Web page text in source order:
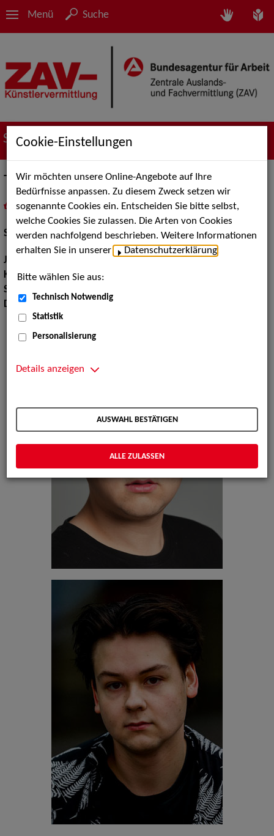
Menü Suche
Suche nach Künstler*innen
Tim Nelki
als PDF speichern
inMeine Merklistelegen
Schauspiel:Bühne
Jahrgang:
Körpergröße:178 cm
Sprachen:
Dialekte:
Hamburgisch, Norddeutsch
Cookie-Einstellungen
Wir möchten unsere Online-Angebote auf Ihre
Bedürfnisse anpassen. Zu diesem Zweck setzen wir
sogenannte Cookies ein. Entscheiden Sie bitte selbst,
welche Cookies Sie zulassen. Die Arten von Cookies
werden nachfolgend beschrieben. Weitere Informationen
erhalten Sie in unserer
Datenschutzerklärung
Bitte wählen Sie aus:
Technisch Notwendig
Statistik
Personalisierung
Details anzeigen
AUSWAHL BESTÄTIGEN
ALLE ZULASSEN